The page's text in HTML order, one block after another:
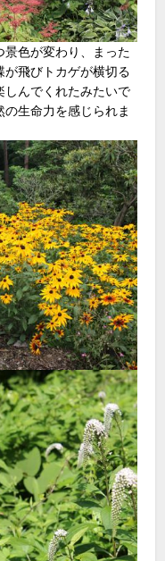
色が変わり、まった
が飛びトカゲが横切る
しんでくれたみたいで
生命力を感じられま